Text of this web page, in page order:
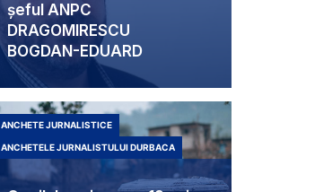
șeful ANPC
DRAGOMIRESCU
BOGDAN-EDUARD
ANCHETE JURNALISTICE
ANCHETELE JURNALISTULUI DURBACA